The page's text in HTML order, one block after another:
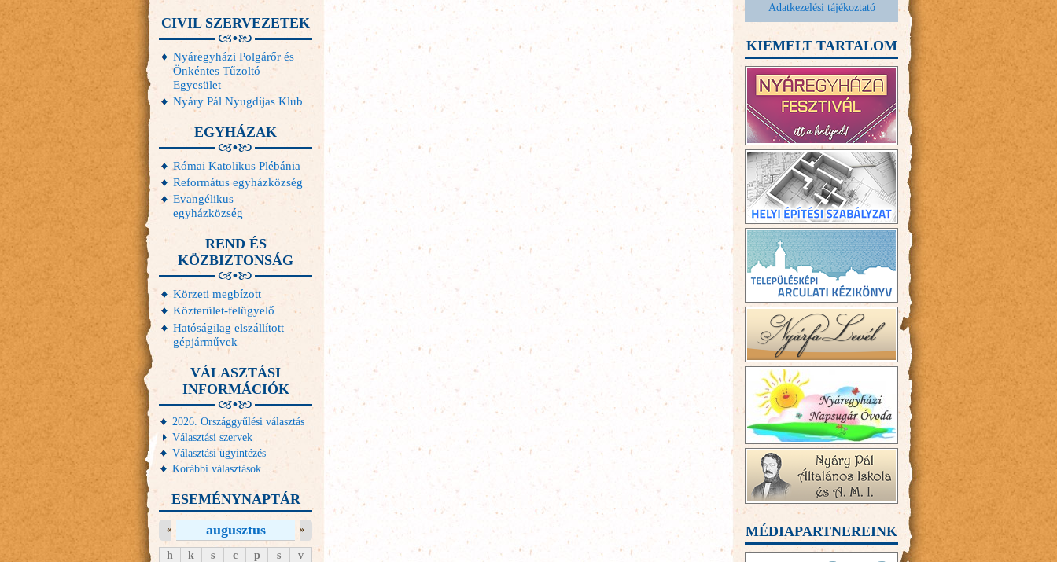
CIVIL SZERVEZETEK
Nyáregyházi Polgárőr és
Önkéntes Tűzoltó
Egyesület
Nyáry Pál Nyugdíjas Klub
EGYHÁZAK
Római Katolikus Plébánia
Református egyházközség
Evangélikus
egyházközség
REND ÉS
KÖZBIZTONSÁG
Körzeti megbízott
Közterület-felügyelő
Hatóságilag elszállított
gépjárművek
VÁLASZTÁSI
INFORMÁCIÓK
2026. Országgyűlési választás
Választási szervek
Választási ügyintézés
Korábbi választások
ESEMÉNYNAPTÁR
augusztus
« »
h k s c p s
v
Adatkezelési tájékoztató
KIEMELT TARTALOM
MÉDIAPARTNEREINK